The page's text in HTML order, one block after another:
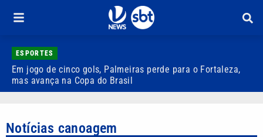
ESPORTES
Em jogo de cinco gols, Palmeiras perde para o Fortaleza,
mas avança na Copa do Brasil
Notícias canoagem